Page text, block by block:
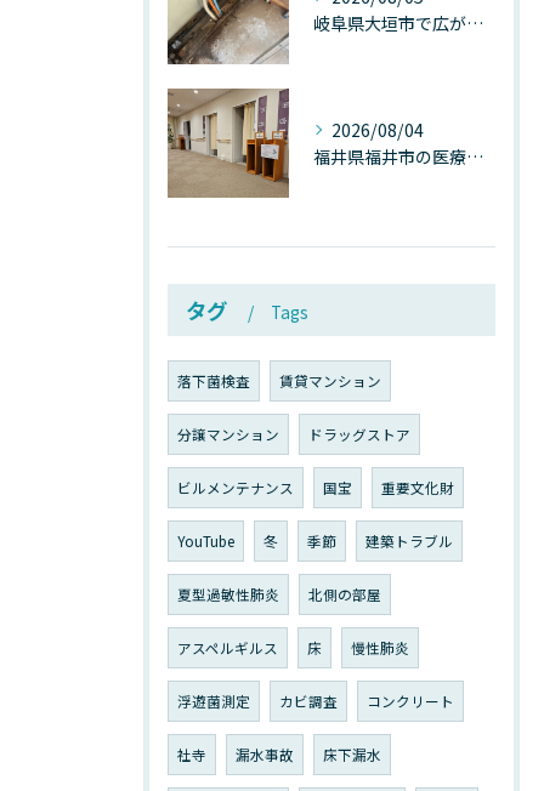
岐阜県大垣市で広がる“深層カビ汚染”──なぜ除カビが必要なのか、建物内部で起きている見えない危機
2026/08/04
福井県福井市の医療施設で広がる“見えないカビ汚染”──なぜ除カビが必須なのか、その本質を徹底解説
タグ Tags
落下菌検査 賃貸マンション
分譲マンション ドラッグストア
ビルメンテナンス 国宝 重要文化財
YouTube 冬 季節 建築トラブル
夏型過敏性肺炎 北側の部屋
アスペルギルス 床 慢性肺炎
浮遊菌測定 カビ調査 コンクリート
社寺 漏水事故 床下漏水